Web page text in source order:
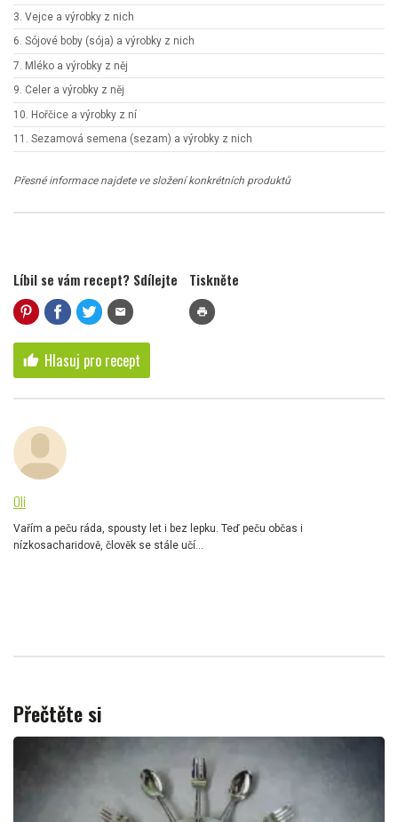
3. Vejce a výrobky z nich
6. Sójové boby (sója) a výrobky z nich
7. Mléko a výrobky z něj
9. Celer a výrobky z něj
10. Hořčice a výrobky z ní
11. Sezamová semena (sezam) a výrobky z nich
Přesné informace najdete ve složení konkrétních produktů
Líbil se vám recept? Sdílejte
mail
Tiskněte
print
thumb_up Hlasuj pro recept
Oli
Vařím a peču ráda, spousty let i bez lepku. Teď peču občas i
nízkosacharidově, člověk se stále učí...
Přečtěte si